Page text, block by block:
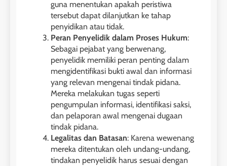
guna menentukan apakah peristiwa
tersebut dapat dilanjutkan ke tahap
penyidikan atau tidak.
Peran Penyelidik dalam Proses Hukum:
Sebagai pejabat yang berwenang,
penyelidik memiliki peran penting dalam
mengidentifikasi bukti awal dan informasi
yang relevan mengenai tindak pidana.
Mereka melakukan tugas seperti
pengumpulan informasi, identifikasi saksi,
dan pelaporan awal mengenai dugaan
tindak pidana.
Legalitas dan Batasan: Karena wewenang
mereka ditentukan oleh undang-undang,
tindakan penyelidik harus sesuai dengan